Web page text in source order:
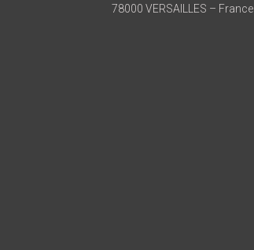
78000 VERSAILLES – France